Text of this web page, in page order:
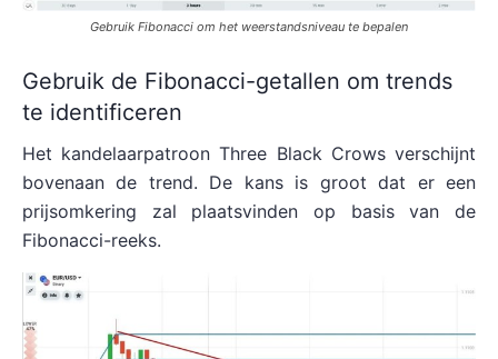
Gebruik Fibonacci om het weerstandsniveau te bepalen
Gebruik de Fibonacci-getallen om trends
te identificeren
Het kandelaarpatroon Three Black Crows verschijnt
bovenaan de trend. De kans is groot dat er een
prijsomkering zal plaatsvinden op basis van de
Fibonacci-reeks.